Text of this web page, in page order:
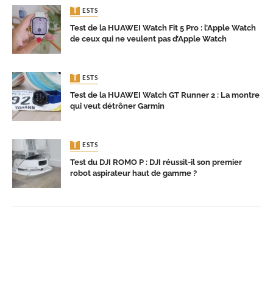
TESTS
Test de la HUAWEI Watch Fit 5 Pro : l’Apple Watch
de ceux qui ne veulent pas d’Apple Watch
TESTS
Test de la HUAWEI Watch GT Runner 2 : La montre
qui veut détrôner Garmin
TESTS
Test du DJI ROMO P : DJI réussit-il son premier
robot aspirateur haut de gamme ?